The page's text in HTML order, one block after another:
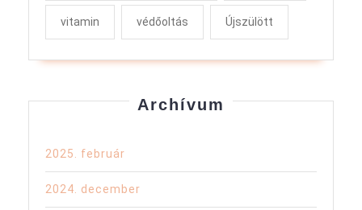
vitamin védőoltás Újszülött
Archívum
2025. február
2024. december